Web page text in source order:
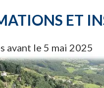
ET
avant le 5 mai 2025